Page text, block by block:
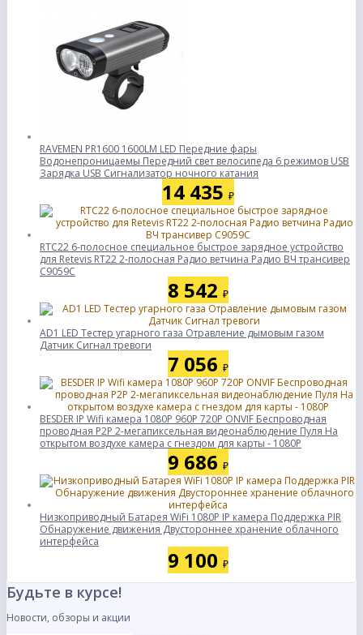
RAVEMEN PR1600 1600LM LED Передние фары
Водонепроницаемы Передний свет велосипеда 6 режимов USB
Зарядка USB Сигнализатор ночного катания
14 435 ₽
RTC22 6-полосное специальное быстрое зарядное устройство
для Retevis RT22 2-полосная Радио ветчина Радио ВЧ трансивер
C9059C
8 542 ₽
AD1 LED Тестер угарного газа Отравление дымовым газом
Датчик Сигнал тревоги
7 056 ₽
BESDER IP Wifi камера 1080P 960P 720P ONVIF Беспроводная
проводная P2P 2-мегапиксельная видеонаблюдение Пуля На
открытом воздухе камера с гнездом для карты - 1080P
9 686 ₽
Низкоприводный Батарея WiFi 1080P IP камера Поддержка PIR
Обнаружение движения Двустороннее хранение облачного
интерфейса
9 100 ₽
Будьте в курсе!
Новости, обзоры и акции